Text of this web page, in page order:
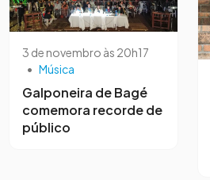
3 de novembro às 20h17
• Música
Galponeira de Bagé
comemora recorde de
público